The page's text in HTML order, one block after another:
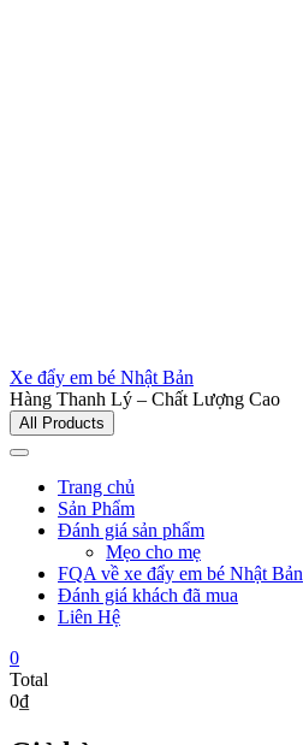
Xe đẩy em bé Nhật Bản
Hàng Thanh Lý – Chất Lượng Cao
All Products
Trang chủ
Sản Phẩm
Đánh giá sản phẩm
Mẹo cho mẹ
FQA về xe đẩy em bé Nhật Bản
Đánh giá khách đã mua
Liên Hệ
0
Total
0₫